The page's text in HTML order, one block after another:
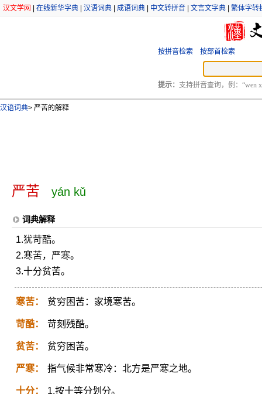
汉文学网 在线新华字典 汉语词典 成语词典 中文转拼音 文言文字典 繁体字转
按拼音检索 按部首检索
提示： 支持拼音查询，例：“wen
汉语词典> 严苦的解释
严苦 yán kǔ
词典解释
1.犹苛酷。
2.寒苦，严寒。
3.十分贫苦。
寒苦： 贫穷困苦：家境寒苦。
苛酷： 苛刻残酷。
贫苦： 贫穷困苦。
严寒： 指气候非常寒冷：北方是严寒之地。
十分：
1.按十等分划分。